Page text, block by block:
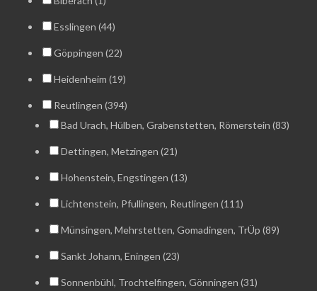
Esslingen (44)
Göppingen (22)
Heidenheim (19)
Reutlingen (394)
Bad Urach, Hülben, Grabenstetten, Römerstein (83)
Dettingen, Metzingen (21)
Hohenstein, Engstingen (13)
Lichtenstein, Pfullingen, Reutlingen (111)
Münsingen, Mehrstetten, Gomadingen, TrÜp (89)
Sankt Johann, Eningen (23)
Sonnenbühl, Trochtelfingen, Gönningen (31)